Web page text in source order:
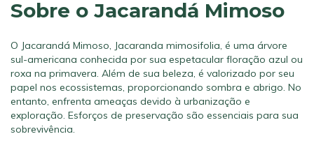
Sobre o Jacarandá Mimoso
O Jacarandá Mimoso, Jacaranda mimosifolia, é uma árvore
sul-americana conhecida por sua espetacular floração azul ou
roxa na primavera. Além de sua beleza, é valorizado por seu
papel nos ecossistemas, proporcionando sombra e abrigo. No
entanto, enfrenta ameaças devido à urbanização e
exploração. Esforços de preservação são essenciais para sua
sobrevivência.